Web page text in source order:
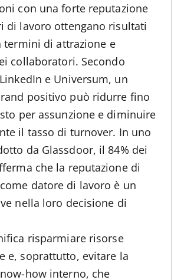
con una forte reputazione
di lavoro ottengano risultati
termini di attrazione e
collaboratori. Secondo
e Universum, un
positivo può ridurre fino
per assunzione e diminuire
il tasso di turnover. In uno
da Glassdoor, il 84% dei
che la reputazione di
come datore di lavoro è un
nella loro decisione di
risparmiare risorse
e, soprattutto, evitare la
how interno, che